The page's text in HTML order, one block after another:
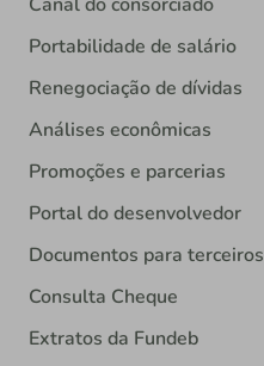
Portabilidade de salário
Renegociação de dívidas
Análises econômicas
Promoções e parcerias
Portal do desenvolvedor
Documentos para terceiros
Consulta Cheque
Extratos da Fundeb